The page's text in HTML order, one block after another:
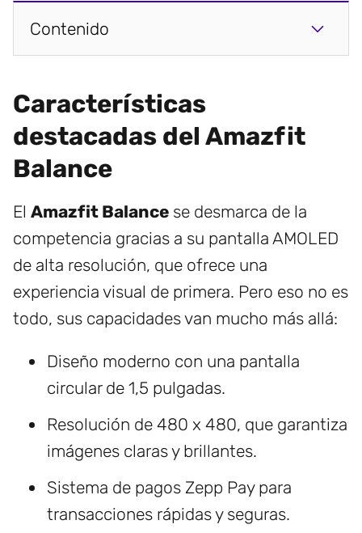
Contenido
Características
destacadas del Amazfit
Balance
El Amazfit Balance se desmarca de la
competencia gracias a su pantalla AMOLED
de alta resolución, que ofrece una
experiencia visual de primera. Pero eso no es
todo, sus capacidades van mucho más allá:
Diseño moderno con una pantalla
circular de 1,5 pulgadas.
Resolución de 480 x 480, que garantiza
imágenes claras y brillantes.
Sistema de pagos Zepp Pay para
transacciones rápidas y seguras.